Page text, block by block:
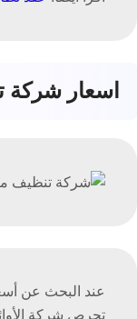
اسعار
عند البحث عن
تحرص شركة